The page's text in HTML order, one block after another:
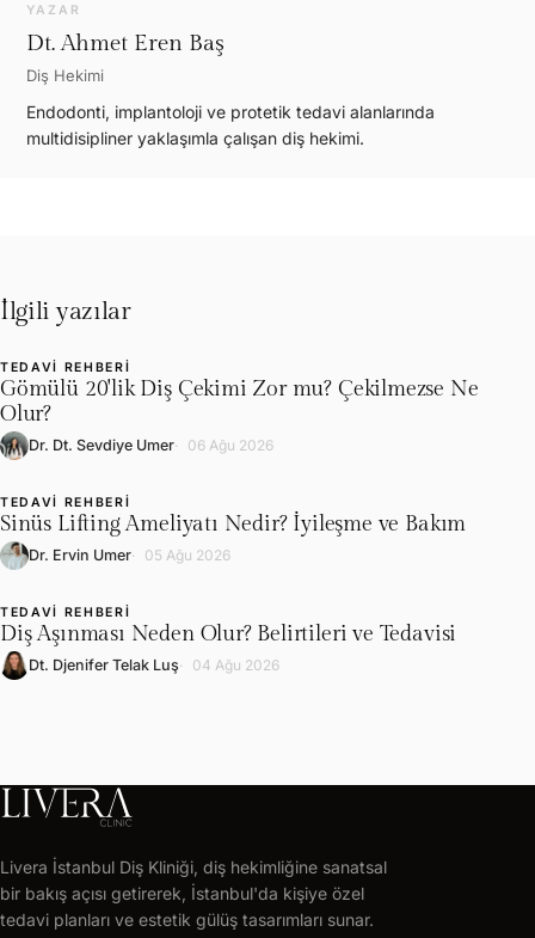
YAZAR
Dt. Ahmet Eren Baş
Diş Hekimi
Endodonti, implantoloji ve protetik tedavi alanlarında
multidisipliner yaklaşımla çalışan diş hekimi.
İlgili yazılar
L
TEDAVI REHBERI
Gömülü 20'lik Diş Çekimi Zor mu? Çekilmezse Ne
Olur?
Dr. Dt. Sevdiye Umer 06 Ağu 2026
L
TEDAVI REHBERI
Sinüs Lifting Ameliyatı Nedir? İyileşme ve Bakım
Dr. Ervin Umer 05 Ağu 2026
L
TEDAVI REHBERI
Diş Aşınması Neden Olur? Belirtileri ve Tedavisi
Dt. Djenifer Telak Luş 04 Ağu 2026
CLINIC
Ücretsiz
tedavi
Livera İstanbul Diş Kliniği, diş hekimliğine sanatsal
bir bakış açısı getirerek, İstanbul'da kişiye özel
tedavi planları ve estetik gülüş tasarımları sunar.